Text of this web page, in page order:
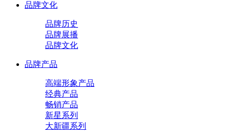
品牌文化
品牌历史
品牌展播
品牌文化
品牌产品
高端形象产品
经典产品
畅销产品
新星系列
大新疆系列